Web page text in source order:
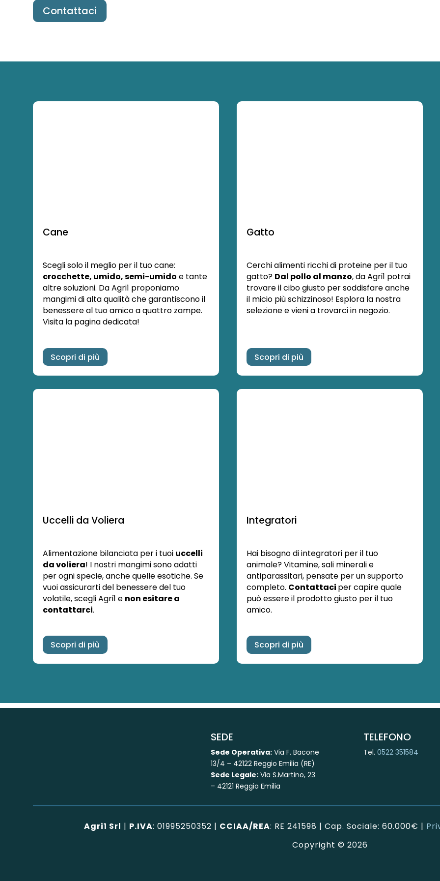
Contattaci
Cane
Scegli solo il meglio per il tuo cane:
crocchette, umido, semi-umido e tante
altre soluzioni. Da Agri1 proponiamo
mangimi di alta qualità che garantiscono il
benessere al tuo amico a quattro zampe.
Visita la pagina dedicata!
Scopri di più
Gatto
Cerchi alimenti ricchi di proteine per il tuo
gatto? Dal pollo al manzo, da Agri1 potrai
trovare il cibo giusto per soddisfare anche
il micio più schizzinoso! Esplora la nostra
selezione e vieni a trovarci in negozio.
Scopri di più
Uccelli da Voliera
Alimentazione bilanciata per i tuoi uccelli
da voliera! I nostri mangimi sono adatti
per ogni specie, anche quelle esotiche. Se
vuoi assicurarti del benessere del tuo
volatile, scegli Agri1 e non esitare a
contattarci.
Scopri di più
Integratori
Hai bisogno di integratori per il tuo
animale? Vitamine, sali minerali e
antiparassitari, pensate per un supporto
completo. Contattaci per capire quale
può essere il prodotto giusto per il tuo
amico.
Scopri di più
SEDE
Sede Operativa:Via F. Bacone
13/4 – 42122 Reggio Emilia (RE)
Sede Legale:Via S.Martino, 23
– 42121 Reggio Emilia
TELEFONO
Tel.0522 351584
Agri1 Srl | P.IVA: 01995250352 | CCIAA/REA: RE 241598 | Cap. Sociale: 60.000€ |
Copyright © 2026